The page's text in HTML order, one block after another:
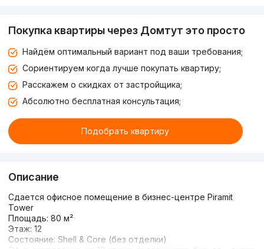
Покупка квартиры через Домтут это просто
Найдём оптимальный вариант под ваши требования;
Сориентируем когда лучше покупать квартиру;
Расскажем о скидках от застройщика;
Абсолютно бесплатная консультация;
Подобрать квартиру
Описание
Сдается офисное помещение в бизнес-центре Piramit
Tower
Площадь: 80 м²
Этаж: 12
Состояние: Shell & Core (без отделки)